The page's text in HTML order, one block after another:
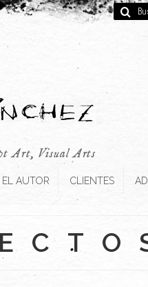
Buscar
por:
Art, Visual Arts
EL AUTOR CLIENTES